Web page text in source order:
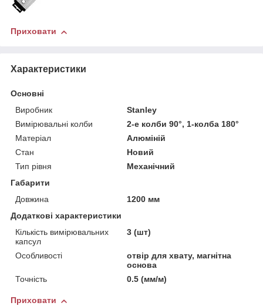
Приховати
Характеристики
Основні
Виробник
Stanley
Вимірювальні колби
2-е колби 90°, 1-колба 180°
Матеріал
Алюміній
Стан
Новий
Тип рівня
Механічний
Габарити
Довжина
1200 мм
Додаткові характеристики
Кількість вимірювальних
капсул
3 (шт)
Особливості
отвір для хвату, магнітна
основа
Точність
0.5 (мм/м)
Приховати